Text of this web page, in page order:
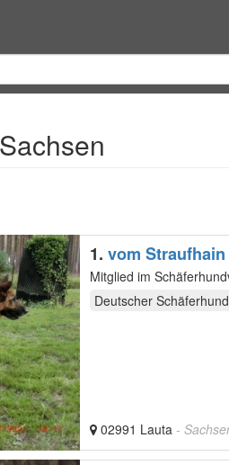
1. vom Straufhain
Mitglied im
Deutscher Schäferhund
02991 Lauta -